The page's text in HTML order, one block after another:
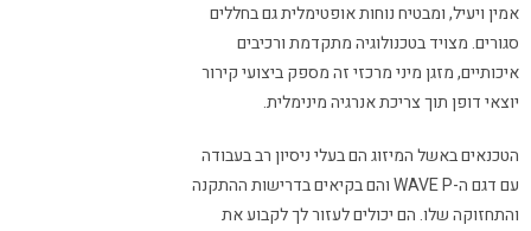
אמין ויעיל, ומבטיח נוחות אופטימלית גם בחללים
סגורים. מצויד בטכנולוגיה מתקדמת ורכיבים
איכותיים, מזגן מיני מרכזי זה מספק ביצועי קירור
יוצאי דופן תוך צריכת אנרגיה מינימלית.
הטכנאים באשל המיזוג הם בעלי ניסיון רב בעבודה
עם דגם ה-WAVE P והם בקיאים בדרישות ההתקנה
והתחזוקה שלו. הם יכולים לעזור לך לקבוע את